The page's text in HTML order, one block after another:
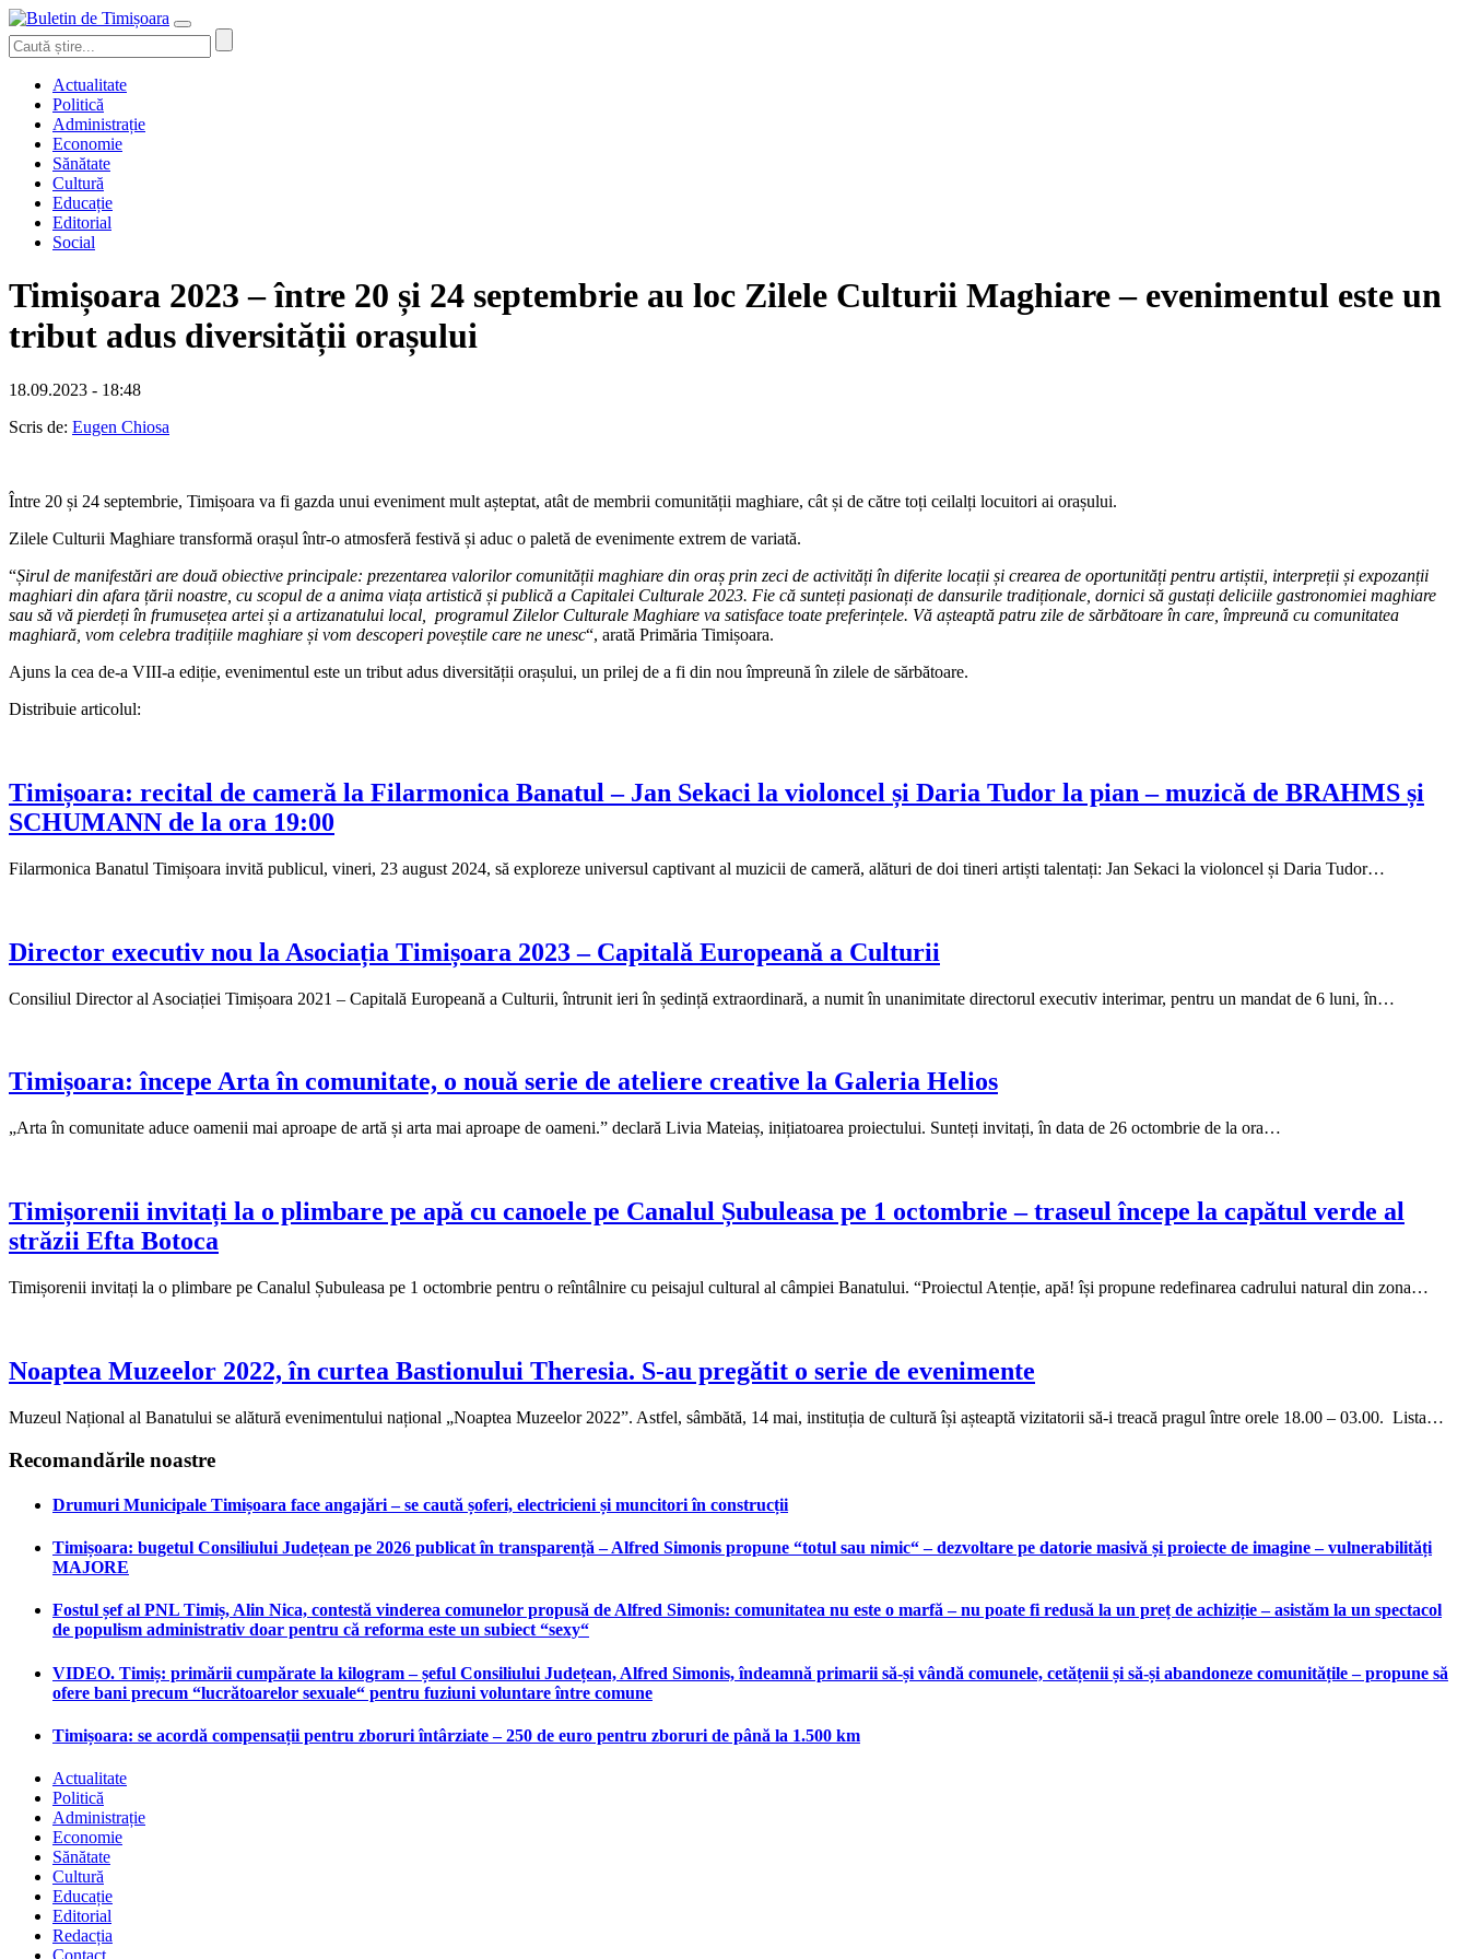
Actualitate
Politică
Administrație
Economie
Sănătate
Cultură
Educație
Editorial
Social
Timișoara 2023 – între 20 și 24 septembrie au loc Zilele Culturii Maghiare – evenimentul este un
tribut adus diversității orașului
18.09.2023 - 18:48
Scris de: Eugen Chiosa
Între 20 și 24 septembrie, Timișoara va fi gazda unui eveniment mult așteptat, atât de membrii comunității maghiare, cât și de către toți ceilalți locuitori ai orașului.
Zilele Culturii Maghiare transformă orașul într-o atmosferă festivă și aduc o paletă de evenimente extrem de variată.
“Șirul de manifestări are două obiective principale: prezentarea valorilor comunității maghiare din oraș prin zeci de activități în diferite locații și crearea de oportunități pentru artiștii, interpreții și expozanții
maghiari din afara țării noastre, cu scopul de a anima viața artistică și publică a Capitalei Culturale 2023. Fie că sunteți pasionați de dansurile tradiționale, dornici să gustați deliciile gastronomiei maghiare
sau să vă pierdeți în frumusețea artei și a artizanatului local, programul Zilelor Culturale Maghiare va satisface toate preferințele. Vă așteaptă patru zile de sărbătoare în care, împreună cu comunitatea
maghiară, vom celebra tradițiile maghiare și vom descoperi poveștile care ne unesc“, arată Primăria Timișoara.
Ajuns la cea de-a VIII-a ediție, evenimentul este un tribut adus diversității orașului, un prilej de a fi din nou împreună în zilele de sărbătoare.
Distribuie articolul:
Timișoara: recital de cameră la Filarmonica Banatul – Jan Sekaci la violoncel și Daria Tudor la pian – muzică de BRAHMS și
SCHUMANN de la ora 19:00
Filarmonica Banatul Timișoara invită publicul, vineri, 23 august 2024, să exploreze universul captivant al muzicii de cameră, alături de doi tineri artiști talentați: Jan Sekaci la violoncel și Daria Tudor…
Director executiv nou la Asociația Timișoara 2023 – Capitală Europeană a Culturii
Consiliul Director al Asociației Timișoara 2021 – Capitală Europeană a Culturii, întrunit ieri în ședință extraordinară, a numit în unanimitate directorul executiv interimar, pentru un mandat de 6 luni, în…
Timișoara: începe Arta în comunitate, o nouă serie de ateliere creative la Galeria Helios
„Arta în comunitate aduce oamenii mai aproape de artă și arta mai aproape de oameni.” declară Livia Mateiaș, inițiatoarea proiectului. Sunteți invitați, în data de 26 octombrie de la ora…
Timișorenii invitați la o plimbare pe apă cu canoele pe Canalul Șubuleasa pe 1 octombrie – traseul începe la capătul verde al
străzii Efta Botoca
Timișorenii invitați la o plimbare pe Canalul Șubuleasa pe 1 octombrie pentru o reîntâlnire cu peisajul cultural al câmpiei Banatului. “Proiectul Atenție, apă! își propune redefinarea cadrului natural din zona…
Noaptea Muzeelor 2022, în curtea Bastionului Theresia. S-au pregătit o serie de evenimente
Muzeul Național al Banatului se alătură evenimentului național „Noaptea Muzeelor 2022”. Astfel, sâmbătă, 14 mai, instituția de cultură își așteaptă vizitatorii să-i treacă pragul între orele 18.00 – 03.00. Lista…
Recomandările noastre
Drumuri Municipale Timișoara face angajări – se caută șoferi, electricieni și muncitori în construcții
Timișoara: bugetul Consiliului Județean pe 2026 publicat în transparență – Alfred Simonis propune “totul sau nimic“ – dezvoltare pe datorie masivă și proiecte de imagine – vulnerabilități
MAJORE
Fostul șef al PNL Timiș, Alin Nica, contestă vinderea comunelor propusă de Alfred Simonis: comunitatea nu este o marfă – nu poate fi redusă la un preț de achiziție – asistăm la un spectacol
de populism administrativ doar pentru că reforma este un subiect “sexy“
VIDEO. Timiș: primării cumpărate la kilogram – șeful Consiliului Județean, Alfred Simonis, îndeamnă primarii să-și vândă comunele, cetățenii și să-și abandoneze comunitățile – propune să
ofere bani precum “lucrătoarelor sexuale“ pentru fuziuni voluntare între comune
Timișoara: se acordă compensații pentru zboruri întârziate – 250 de euro pentru zboruri de până la 1.500 km
Actualitate
Politică
Administrație
Economie
Sănătate
Cultură
Educație
Editorial
Redacția